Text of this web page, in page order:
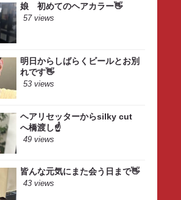
娘 初めてのヘアカラー👋
57 views
明日からしばらくビールとお別
れです👋
53 views
ヘアリセッターからsilky cut
へ橋渡し☝️
49 views
皆んな元気にまた会う日まで👋
43 views